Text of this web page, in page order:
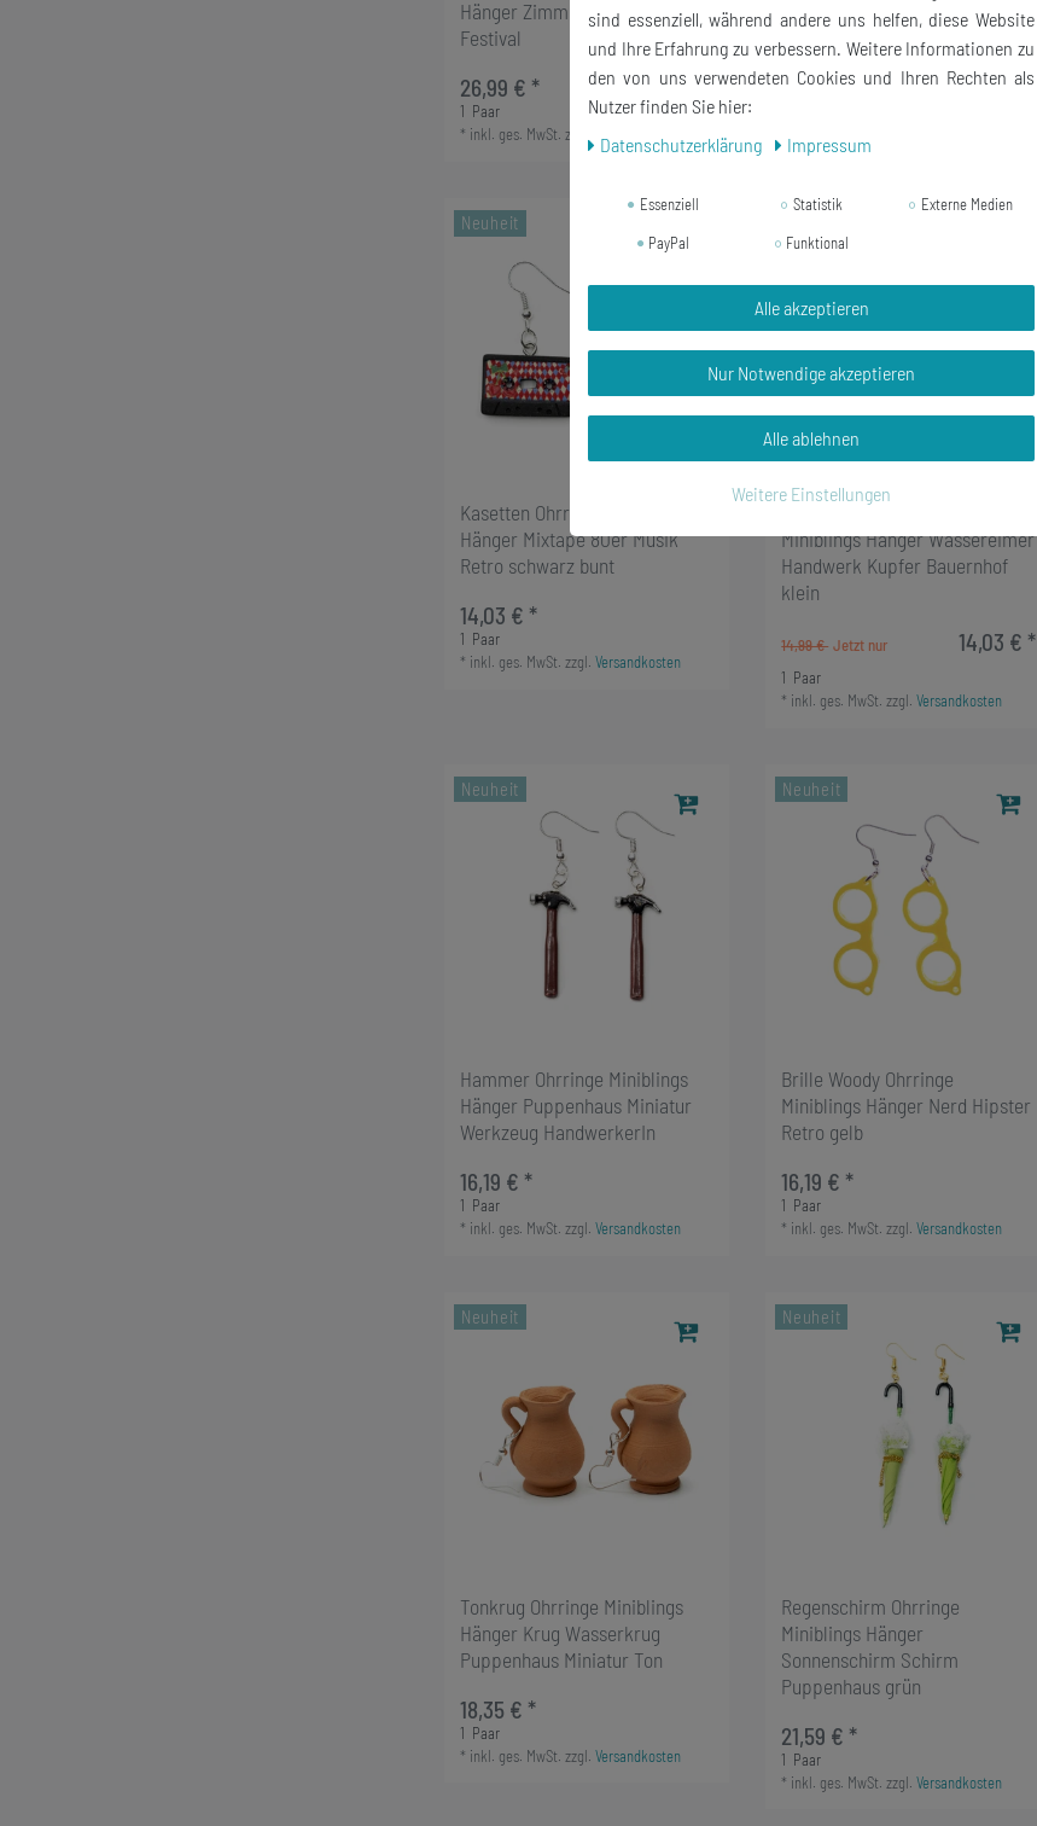
Hänger Zimmerpflanze XL
Festival
26,99 € *
1 Paar
* inkl. ges. MwSt. zzgl.
Ohrringe Miniblings Christbaum
Xmas Weihnachten gold matt
18,35 € *
Neuheit
Kasetten Ohrringe Miniblings
Hänger Mixtape 80er Musik
Retro schwarz bunt
14,03 € *
1 Paar
* inkl. ges. MwSt. zzgl.Versandkosten
Eimer Ohrringe Ohrring
Miniblings Hänger Wassereimer
Handwerk Kupfer Bauernhof
klein
14,99 € 14,03 € *
1 Paar
* inkl. ges. MwSt. zzgl.Versandkosten
Neuheit
Hammer Ohrringe Miniblings
Hänger Puppenhaus Miniatur
Werkzeug HandwerkerIn
16,19 € *
1 Paar
* inkl. ges. MwSt. zzgl.Versandkosten
Neuheit
Brille Woody Ohrringe
Miniblings Hänger Nerd Hipster
Retro gelb
16,19 € *
1 Paar
* inkl. ges. MwSt. zzgl.Versandkosten
Neuheit
Tonkrug Ohrringe Miniblings
Hänger Krug Wasserkrug
Puppenhaus Miniatur Ton
18,35 € *
1 Paar
* inkl. ges. MwSt. zzgl.Versandkosten
Neuheit
Regenschirm Ohrringe
Miniblings Hänger
Sonnenschirm Schirm
Puppenhaus grün
21,59 € *
1 Paar
* inkl. ges. MwSt. zzgl.Versandkosten
sind essenziell, während andere uns helfen, diese Website
und Ihre Erfahrung zu verbessern. Weitere Informationen zu
den von uns verwendeten Cookies und Ihren Rechten als
Nutzer finden Sie hier:
Daten­schutz­erklärung
Impressum
Essenziell Statistik
Externe Medien
PayPal
Funktional
Alle akzeptieren
Nur Notwendige akzeptieren
Alle ablehnen
Weitere Einstellungen